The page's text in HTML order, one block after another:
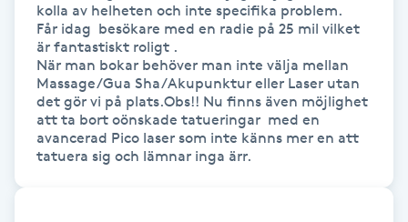
Hatha Yoga
Headspa
Healing
Herrklippning
kolla av helheten och inte specifika problem.
Får idag  besökare med en radie på 25 mil vilket
är fantastiskt roligt .
När man bokar behöver man inte välja mellan
Massage/Gua Sha/Akupunktur eller Laser utan
det gör vi på plats.Obs!! Nu finns även möjlighet
att ta bort oönskade tatueringar  med en
avancerad Pico laser som inte känns mer en att
tatuera sig och lämnar inga ärr.